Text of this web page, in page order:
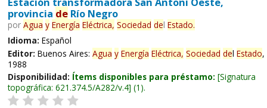
provincia deRío Negro
por Agua y Energía Eléctrica, Sociedad del Estado.
Idioma: Español
Editor: Buenos Aires: Agua y Energía Eléctrica, Sociedad del Estado,
1988
Disponibilidad: Ítems disponibles para préstamo: Signatura
topográfica: 621.374.5/A282/v.4 (1).